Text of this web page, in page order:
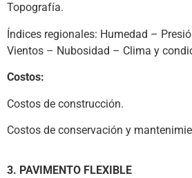
Topografía.
Índices regionales: Humedad –
Vientos – Nubosidad – Clima y
Costos:
Costos de construcción.
Costos de conservación y
3. PAVIMENTO FLEXIBLE